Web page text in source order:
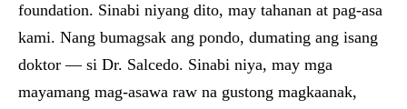
foundation. Sinabi niyang dito, may tahanan at pag-asa
kami. Nang bumagsak ang pondo, dumating ang isang
doktor — si Dr. Salcedo. Sinabi niya, may mga
mayamang mag-asawa raw na gustong magkaanak,